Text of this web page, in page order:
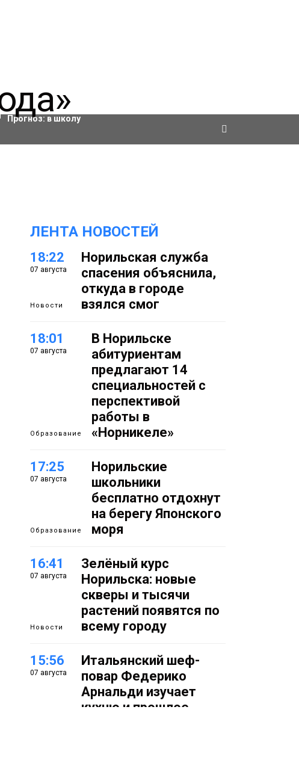
Актировки
Прогноз: в школу
ЛЕНТА НОВОСТЕЙ
18:22
07 августа
Новости
Норильская служба
спасения объяснила,
откуда в городе
взялся смог
18:01
07 августа
Образование
В Норильске
абитуриентам
предлагают 14
специальностей с
перспективой
работы в
«Норникеле»
17:25
07 августа
Образование
Норильские
школьники
бесплатно отдохнут
на берегу Японского
моря
16:41
07 августа
Новости
Зелёный курс
Норильска: новые
скверы и тысячи
растений появятся по
всему городу
15:56
07 августа
Итальянский шеф-
повар Федерико
Арнальди изучает
кухню и прошлое